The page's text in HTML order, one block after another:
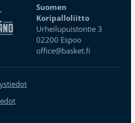
Suomen
Koripalloliitto
Urheilupuistontie 3
02200 Espoo
office@basket.fi